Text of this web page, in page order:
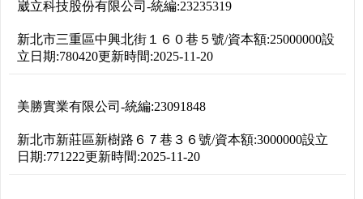
崴立科技股份有限公司 -統編:23235319
新北市三重區中興北街１６０巷５號/資本額:25000000設
立日期:780420更新時間:2025-11-20
美勝實業有限公司 -統編:23091848
新北市新莊區新樹路６７巷３６號/資本額:3000000設立
日期:771222更新時間:2025-11-20